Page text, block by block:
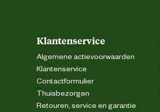
Klantenservice
Algemene actievoorwaarden
Klantenservice
Contactformulier
Thuisbezorgen
Retouren, service en garantie